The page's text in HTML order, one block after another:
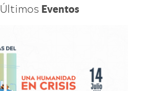
Últimos Eventos